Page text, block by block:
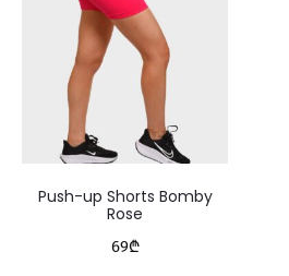
Push-up Shorts Bomby
Rose
69₾